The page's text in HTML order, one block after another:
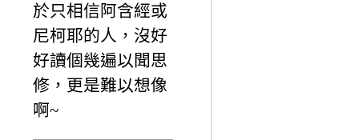
於只相信阿含經或
尼柯耶的人，沒好
好讀個幾遍以聞思
修，更是難以想像
啊~